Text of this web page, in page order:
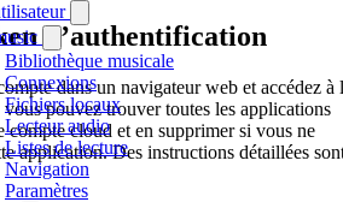
Bibliothèque musicale
Connexions
Fichiers locaux
Lecteur audio
Listes de lecture
Navigation
Paramètres
d’authentification
dans un navigateur web et accédez à
vous pouvez trouver toutes les applications
compte cloud et en supprimer si vous ne
application. Des instructions détaillées